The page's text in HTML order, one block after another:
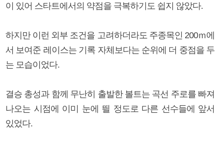
이 있어 스타트에서의 약점을 극복하기도 쉽지 않았다.
하지만 이런 외부 조건을 고려하더라도 주종목인 200ｍ에
서 보여준 레이스는 기록 자체보다는 순위에 더 중점을 두
는 모습이었다.
결승 총성과 함께 무난히 출발한 볼트는 곡선 주로를 빠져
나오는 시점에 이미 눈에 띌 정도로 다른 선수들에 앞서
있었다.